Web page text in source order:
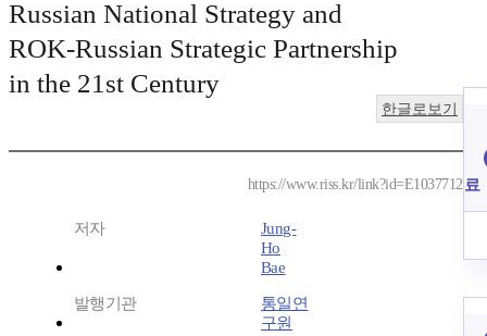
Russian National Strategy and
ROK-Russian Strategic Partnership
in the 21st Century
한글로보기
https://www.riss.kr/link?id=E1037712
저자
Jung-
Ho
Bae
발행기관
통일연
구원
료